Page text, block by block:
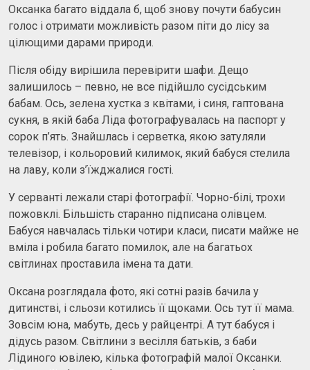
Оксанка багато віддала б, щоб знову почути бабусин
голос і отримати можливість разом піти до лісу за
цілющими дарами природи.
Після обіду вирішила перевірити шафи. Дещо
залишилось – певно, не все підійшло сусідським
бабам. Ось, зелена хустка з квітами, і синя, гаптована
сукня, в якій баба Ліда фотографувалась на паспорт у
сорок п’ять. Знайшлась і серветка, якою затуляли
телевізор, і кольоровий килимок, який бабуся стелила
на лаву, коли з’їжджалися гості.
У серванті лежали старі фотографії. Чорно-білі, трохи
пожовклі. Більшість старанно підписана олівцем.
Бабуся навчалась тільки чотири класи, писати майже не
вміла і робила багато помилок, але на багатьох
світлинах проставила імена та дати.
Оксана розглядала фото, які сотні разів бачила у
дитинстві, і сльози котились її щоками. Ось тут її мама.
Зовсім юна, мабуть, десь у райцентрі. А тут бабуся і
дідусь разом. Світлини з весілля батьків, з баби
Лідиного ювілею, кілька фотографій малої Оксанки.